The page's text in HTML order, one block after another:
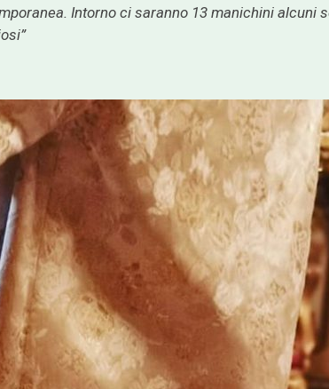
Intorno ci saranno 13 manichini alcuni
”